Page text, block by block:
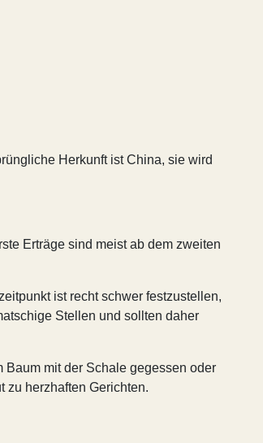
Herkunft ist China, sie wird
Erträge sind meist ab dem zweiten
ist recht schwer festzustellen,
Stellen und sollten daher
mit der Schale gegessen oder
zu herzhaften Gerichten.